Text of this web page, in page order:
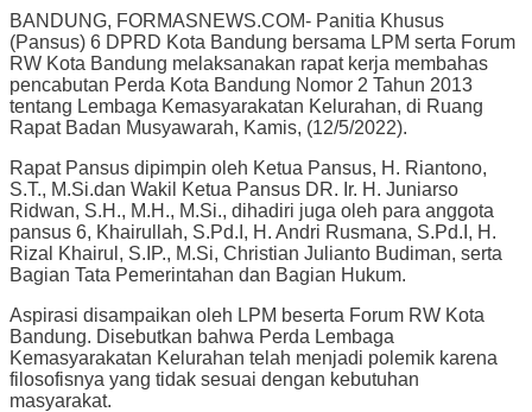
BANDUNG, FORMASNEWS.COM- Panitia Khusus
(Pansus) 6 DPRD Kota Bandung bersama LPM serta Forum
RW Kota Bandung melaksanakan rapat kerja membahas
pencabutan Perda Kota Bandung Nomor 2 Tahun 2013
tentang Lembaga Kemasyarakatan Kelurahan, di Ruang
Rapat Badan Musyawarah, Kamis, (12/5/2022).
Rapat Pansus dipimpin oleh Ketua Pansus, H. Riantono,
S.T., M.Si.dan Wakil Ketua Pansus DR. Ir. H. Juniarso
Ridwan, S.H., M.H., M.Si., dihadiri juga oleh para anggota
pansus 6, Khairullah, S.Pd.I, H. Andri Rusmana, S.Pd.I, H.
Rizal Khairul, S.IP., M.Si, Christian Julianto Budiman, serta
Bagian Tata Pemerintahan dan Bagian Hukum.
Aspirasi disampaikan oleh LPM beserta Forum RW Kota
Bandung. Disebutkan bahwa Perda Lembaga
Kemasyarakatan Kelurahan telah menjadi polemik karena
filosofisnya yang tidak sesuai dengan kebutuhan
masyarakat.